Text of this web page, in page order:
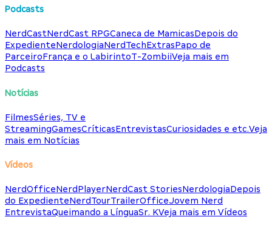
Podcasts
NerdCastNerdCast RPGCaneca de MamicasDepois do
ExpedienteNerdologiaNerdTechExtrasPapo de
ParceiroFrança e o LabirintoT-ZombiiVeja mais em
Podcasts
Notícias
FilmesSéries, TV e
StreamingGamesCríticasEntrevistasCuriosidades e etc.Veja
mais em Notícias
Vídeos
NerdOfficeNerdPlayerNerdCast StoriesNerdologiaDepois
do ExpedienteNerdTourTrailerOfficeJovem Nerd
EntrevistaQueimando a LínguaSr. KVeja mais em Vídeos